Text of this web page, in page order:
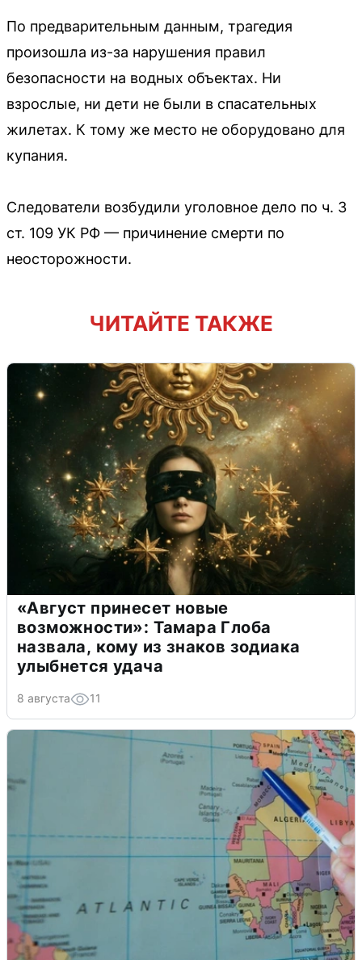
По предварительным данным, трагедия
произошла из-за нарушения правил
безопасности на водных объектах. Ни
взрослые, ни дети не были в спасательных
жилетах. К тому же место не оборудовано для
купания.
Следователи возбудили уголовное дело по ч. 3
ст. 109 УК РФ — причинение смерти по
неосторожности.
ЧИТАЙТЕ ТАКЖЕ
«Август принесет новые
возможности»: Тамара Глоба
назвала, кому из знаков зодиака
улыбнется удача
8 августа 11